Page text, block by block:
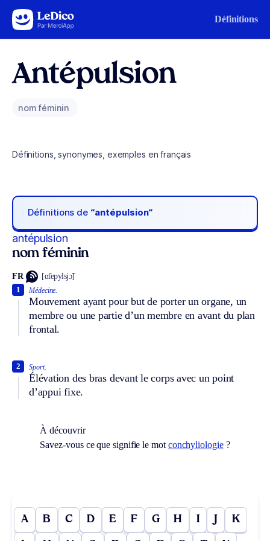
Aller au contenu Définitions
Antépulsion
nom féminin
Définitions, synonymes, exemples en français
Définitions de “antépulsion“
antépulsion
nom féminin
FR [ɑ̃tepylsjɔ̃]
Médecine.
Mouvement ayant pour but de porter un organe, un
membre ou une partie d’un membre en avant du plan
frontal.
1
Sport.
Élévation des bras devant le corps avec un point
d’appui fixe.
2
À découvrir
Savez-vous ce que signifie le mot conchyliologie?
A B C D E F G H I J K